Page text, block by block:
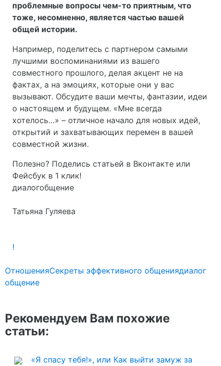
проблемные вопросы чем-то приятным, что
тоже, несомненно, является частью вашей
общей истории.
Например, поделитесь с партнером самыми
лучшими воспоминаниями из вашего
совместного прошлого, делая акцент не на
фактах, а на эмоциях, которые они у вас
вызывают. Обсудите ваши мечты, фантазии, идеи
о настоящем и будущем. «Мне всегда
хотелось…» – отличное начало для новых идей,
открытий и захватывающих перемен в вашей
совместной жизни.
Полезно? Поделись статьей в Вконтакте или
Фейсбук в 1 клик!
диалогобщение
Татьяна Гуляева
!
ОтношенияСекреты эффективного общениядиалог
общение
Рекомендуем Вам похожие
статьи:
«Я спасу тебя!», или Как выйти замуж за